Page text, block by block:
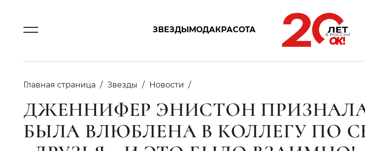
ЗВЕЗДЫМОДАКРАСОТА
Главная страница Звезды Новости
ДЖЕННИФЕР ЭНИСТОН
БЫЛА ВЛЮБЛЕНА В КОЛЛЕГУ ПО